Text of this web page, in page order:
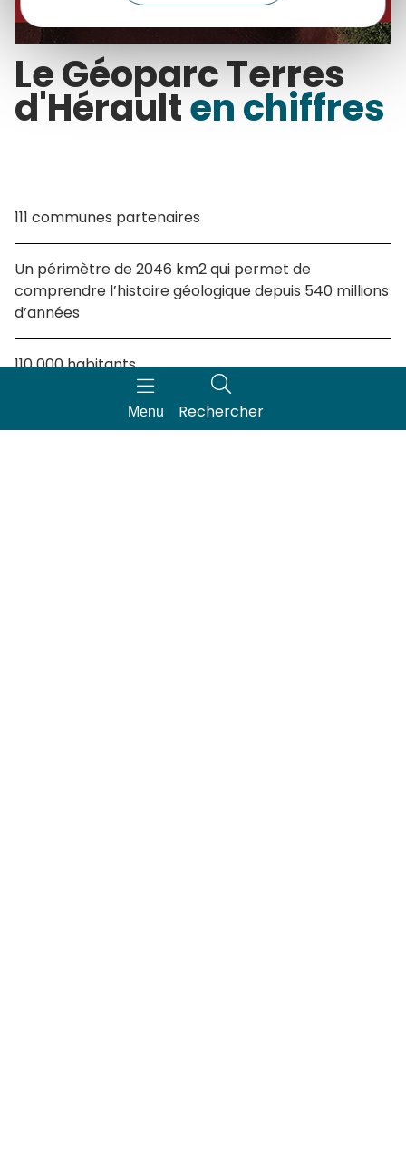
Menu Rechercher
Le Géoparc Terres
d'Héraulten chiffres
111 communes partenaires
Un périmètre de 2046 km2 qui permet de
comprendre l’histoire géologique depuis 540 millions
d’années
110 000 habitants
58 géosites remarquables identifiés